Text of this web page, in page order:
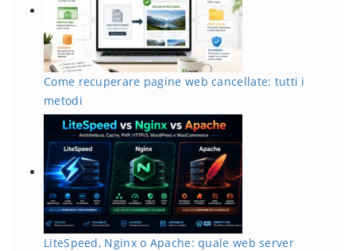
Come recuperare pagine web cancellate: tutti i
metodi
LiteSpeed, Nginx o Apache: quale web server